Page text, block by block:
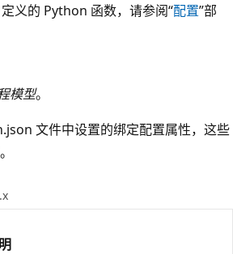
定义的 Python 函数，请参阅“配置”部
模型。
文件中设置的绑定配置属性，这些